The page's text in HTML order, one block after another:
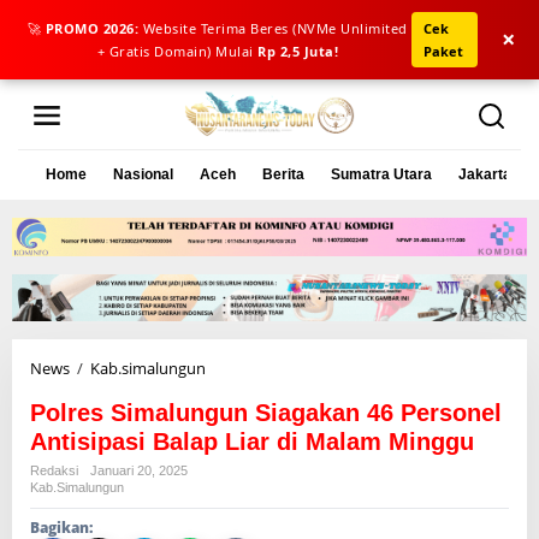
🚀 PROMO 2026: Website Terima Beres (NVMe Unlimited
+ Gratis Domain) Mulai Rp 2,5 Juta!
Cek
Paket
×
L
Home Nasional Aceh Berita Sumatra Utara Jakarta
News / Kab.simalungun
l
r
e
S
Polres Simalungun Siagakan 46 Personel
Antisipasi Balap Liar di Malam Minggu
Redaksi
Januari 20, 2025
Kab.simalungun
Bagikan: